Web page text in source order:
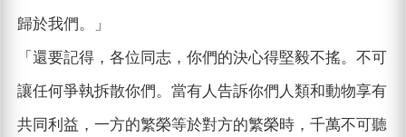
歸於我們。」
「還要記得，各位同志，你們的決心得堅毅不搖。不可
讓任何爭執拆散你們。當有人告訴你們人類和動物享有
共同利益，一方的繁榮等於對方的繁榮時，千萬不可聽